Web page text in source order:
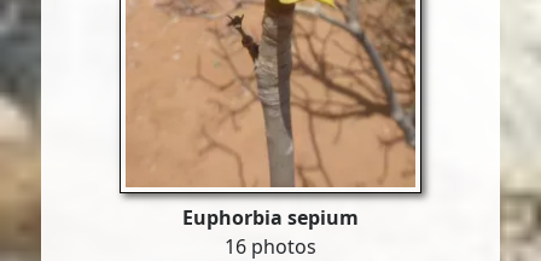
Euphorbia sepium
16 photos